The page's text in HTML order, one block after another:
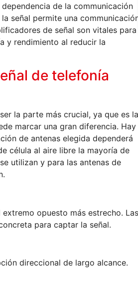
de la communicación
señal permite una
de señal son vitales para
y rendimiento al reducir la
de telefonía
la parte más crucial, ya que es la
marcar una gran diferencia. Hay
de antenas elegida dependerá
célula al aire libre la mayoría de
utilizan y para las antenas de
opuesto más estrecho. Las
para captar la señal.
direccional de largo alcance.